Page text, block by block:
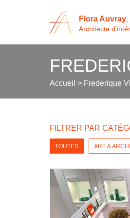
Flora Auvray
Architecte
Accueil > Frederique
FILTRER PAR
TOUTES ART & ARCHI